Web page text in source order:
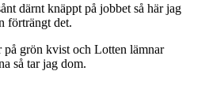
därnt knäppt på jobbet så här jag
förträngt det.
på grön kvist och Lotten lämnar
så tar jag dom.